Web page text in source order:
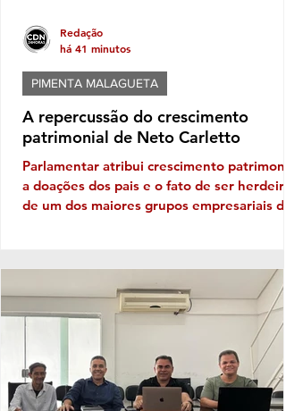
A repercussão do crescimento
patrimonial de Neto Carletto
Parlamentar atribui crescimento
a doações dos pais e o fato de ser herdeiro
de um dos maiores grupos empresariais da
pode isso! Carletinho, que diminuitivo só o
nome mesmo, afinal o nobre deputado
federal que era do PP e agora está no
patrimonial em 2022 de R$ 591,6 mil reais
para algo em torno de 34,3 milhões neste
ano
PIMENTA MALAGUETA
Redação
há 41 minutos